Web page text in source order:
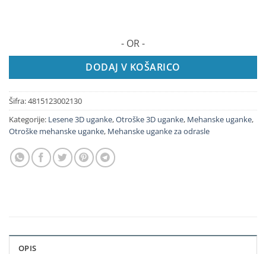
- OR -
DODAJ V KOŠARICO
Šifra:4815123002130
Kategorije: Lesene 3D uganke,Otroške 3D uganke, Mehanske uganke,
Otroške mehanske uganke, Mehanske uganke za odrasle
OPIS